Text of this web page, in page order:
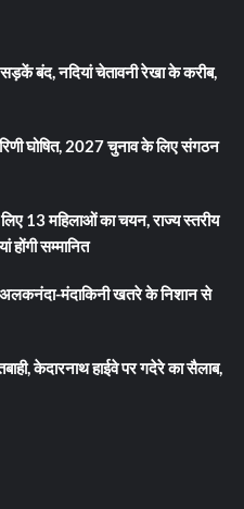
बंद, नदियां चेतावनी रेखा के करीब,
घोषित, 2027 चुनाव के लिए संगठन
13 महिलाओं का चयन, राज्य स्तरीय
होंगी सम्मानित
मंदाकिनी खतरे के निशान से
केदारनाथ हाईवे पर गदेरे का सैलाब,